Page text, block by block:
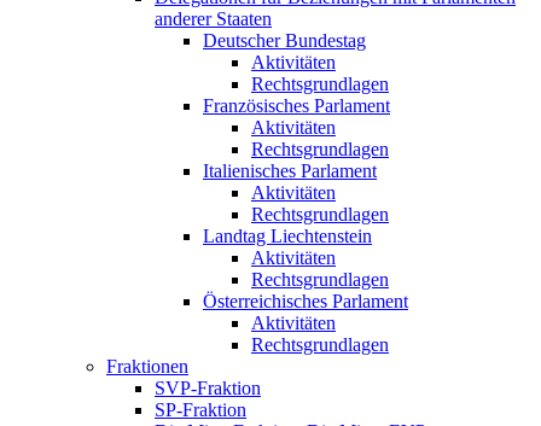
anderer Staaten
Deutscher Bundestag
Aktivitäten
Rechtsgrundlagen
Französisches Parlament
Aktivitäten
Rechtsgrundlagen
Italienisches Parlament
Aktivitäten
Rechtsgrundlagen
Landtag Liechtenstein
Aktivitäten
Rechtsgrundlagen
Österreichisches Parlament
Aktivitäten
Rechtsgrundlagen
Fraktionen
SVP-Fraktion
SP-Fraktion